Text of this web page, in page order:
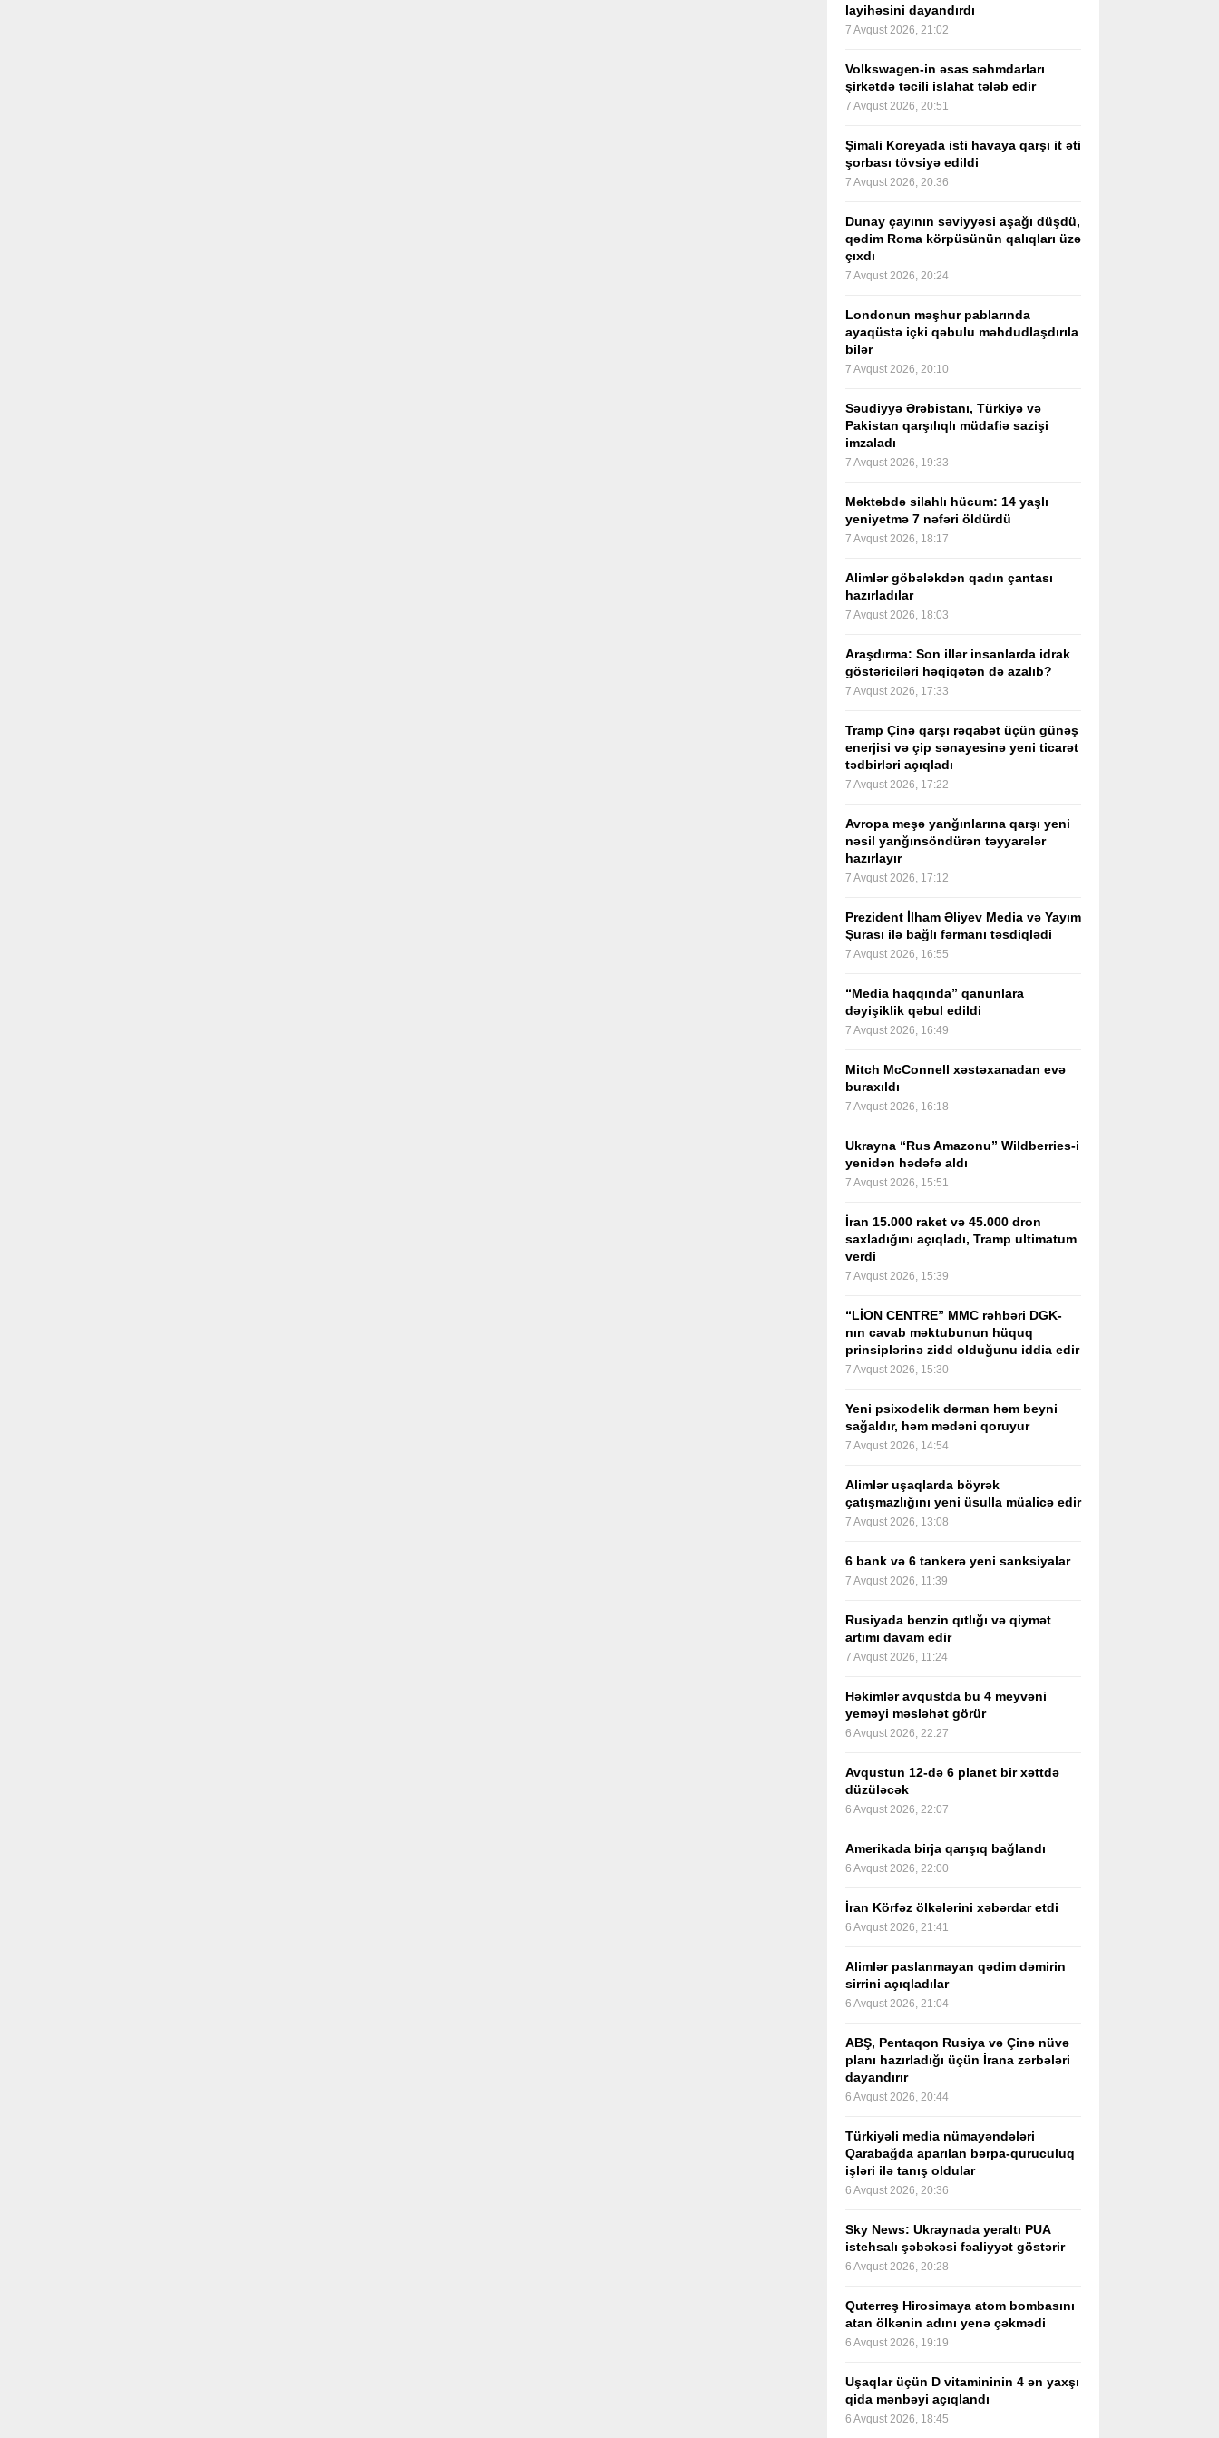
layihəsini dayandırdı
7 Avqust 2026, 21:02
Volkswagen-in əsas səhmdarları
şirkətdə təcili islahat tələb edir
7 Avqust 2026, 20:51
Şimali Koreyada isti havaya qarşı it əti
şorbası tövsiyə edildi
7 Avqust 2026, 20:36
Dunay çayının səviyyəsi aşağı düşdü,
qədim Roma körpüsünün qalıqları üzə
çıxdı
7 Avqust 2026, 20:24
Londonun məşhur pablarında
ayaqüstə içki qəbulu məhdudlaşdırıla
bilər
7 Avqust 2026, 20:10
Səudiyyə Ərəbistanı, Türkiyə və
Pakistan qarşılıqlı müdafiə sazişi
imzaladı
7 Avqust 2026, 19:33
Məktəbdə silahlı hücum: 14 yaşlı
yeniyetmə 7 nəfəri öldürdü
7 Avqust 2026, 18:17
Alimlər göbələkdən qadın çantası
hazırladılar
7 Avqust 2026, 18:03
Araşdırma: Son illər insanlarda idrak
göstəriciləri həqiqətən də azalıb?
7 Avqust 2026, 17:33
Tramp Çinə qarşı rəqabət üçün günəş
enerjisi və çip sənayesinə yeni ticarət
tədbirləri açıqladı
7 Avqust 2026, 17:22
Avropa meşə yanğınlarına qarşı yeni
nəsil yanğınsöndürən təyyarələr
hazırlayır
7 Avqust 2026, 17:12
Prezident İlham Əliyev Media və Yayım
Şurası ilə bağlı fərmanı təsdiqlədi
7 Avqust 2026, 16:55
“Media haqqında” qanunlara
dəyişiklik qəbul edildi
7 Avqust 2026, 16:49
Mitch McConnell xəstəxanadan evə
buraxıldı
7 Avqust 2026, 16:18
Ukrayna “Rus Amazonu” Wildberries-i
yenidən hədəfə aldı
7 Avqust 2026, 15:51
İran 15.000 raket və 45.000 dron
saxladığını açıqladı, Tramp ultimatum
verdi
7 Avqust 2026, 15:39
“LİON CENTRE” MMC rəhbəri DGK-
nın cavab məktubunun hüquq
prinsiplərinə zidd olduğunu iddia edir
7 Avqust 2026, 15:30
Yeni psixodelik dərman həm beyni
sağaldır, həm mədəni qoruyur
7 Avqust 2026, 14:54
Alimlər uşaqlarda böyrək
çatışmazlığını yeni üsulla müalicə edir
7 Avqust 2026, 13:08
6 bank və 6 tankerə yeni sanksiyalar
7 Avqust 2026, 11:39
Rusiyada benzin qıtlığı və qiymət
artımı davam edir
7 Avqust 2026, 11:24
Həkimlər avqustda bu 4 meyvəni
yeməyi məsləhət görür
6 Avqust 2026, 22:27
Avqustun 12-də 6 planet bir xəttdə
düzüləcək
6 Avqust 2026, 22:07
Amerikada birja qarışıq bağlandı
6 Avqust 2026, 22:00
İran Körfəz ölkələrini xəbərdar etdi
6 Avqust 2026, 21:41
Alimlər paslanmayan qədim dəmirin
sirrini açıqladılar
6 Avqust 2026, 21:04
ABŞ, Pentaqon Rusiya və Çinə nüvə
planı hazırladığı üçün İrana zərbələri
dayandırır
6 Avqust 2026, 20:44
Türkiyəli media nümayəndələri
Qarabağda aparılan bərpa-quruculuq
işləri ilə tanış oldular
6 Avqust 2026, 20:36
Sky News: Ukraynada yeraltı PUA
istehsalı şəbəkəsi fəaliyyət göstərir
6 Avqust 2026, 20:28
Quterreş Hirosimaya atom bombasını
atan ölkənin adını yenə çəkmədi
6 Avqust 2026, 19:19
Uşaqlar üçün D vitamininin 4 ən yaxşı
qida mənbəyi açıqlandı
6 Avqust 2026, 18:45